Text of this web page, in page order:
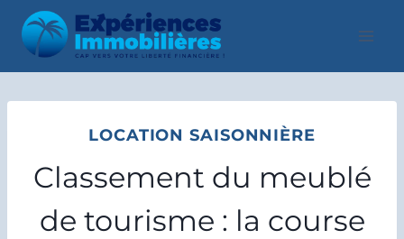
Aller
contenu
LOCATION SAISONNIÈRE
Classement du meublé
de tourisme : la course